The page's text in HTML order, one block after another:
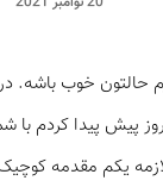
حالتون خوب باشه.
پیش پیدا کردم با
یکم مقدمه